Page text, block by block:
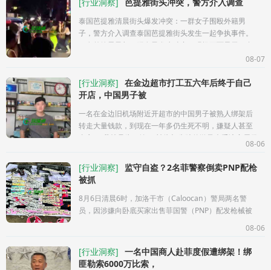
[行业洞察] 芭提雅街头冲突，警方介入调查
泰国芭提雅清晨街头爆发冲突：一群女子围殴外籍男
子，警方介入调查泰国芭提雅街头发生一起争执事件。
一名外籍男子与一群女子发生冲突，现场画面显示，多
08-07
[行业洞察] 在金边超市打工五六年后终于自己
开店，中国男子被
一名在金边旧机场附近开超市的中国男子被熟人绑架后
转走大量钱款，到现在一年多仍生死不明，嫌疑人甚至
直言：“我就是为了钱”。被绑架失踪的游风声受访家属供
08-06
[行业洞察]
监守自盗？2名菲警察倒卖PNP配枪
被抓
8月6日清晨6时，加洛干市（Caloocan）警局两名警
员，因涉嫌向卧底买家出售菲国警（PNP）配发枪械被
（RngieD
08-06
[行业洞察] 一名中国商人赴菲度假遭绑架！绑
匪勒索6000万比索，